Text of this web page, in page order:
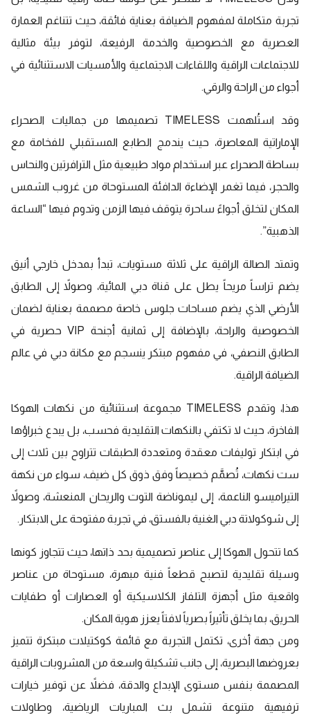
تجربة متكاملة لمفهوم الضيافة بعناية فائقة، حيث تتناغم العمارة
العصرية مع الخصوصية والخدمة الرفيعة، لتوفر بيئة مثالية
للاجتماعات الراقية واللقاءات الاجتماعية والأمسيات الاستثنائية في
أجواء من الراحة والرقي.
وقد استُلهمت TIMELESS تصميمها من جماليات الصحراء
الإماراتية المعاصرة، حيث يندمج الطابع المستقبلي للفخامة مع
بساطة الصحراء عبر استخدام مواد طبيعية مثل الترافرتين والنحاس
والحجر، فيما تغمر الإضاءة الدافئة المستوحاة من غروب الشمس
المكان لتخلق أجواءً ساحرة يتوقف فيها الزمن وتدوم فيها “الساعة
الذهبية”.
وتمتد الصالة الراقية على ثلاثة مستويات، تبدأ بمدخل خارجي أنيق
يضم تراساً مريحاً يطل على قناة دبي المائية، وصولاً إلى الطابق
الأرضي الذي يضم مساحات جلوس خاصة مصممة بعناية لضمان
الخصوصية والراحة، بالإضافة إلى ثمانية أجنحة VIP حصرية في
الطابق النصفي، في مفهوم مبتكر ينسجم مع مكانة دبي في عالم
الضيافة الراقية.
هذا، وتقدم TIMELESS مجموعة استثنائية من نكهات الهوكا
الفاخرة، حيث لا تكتفي بالنكهات التقليدية فحسب، بل يبدع خبراؤها
في ابتكار توليفات معقدة ومتعددة الطبقات تتراوح بين ثلاث إلى
ست نكهات، تُصمَّم خصيصاً وفق ذوق كل ضيف، سواء من نكهة
التيراميسو الناعمة، إلى ليموناضة التوت والريحان المنعشة، وصولاً
إلى شوكولاتة دبي الغنية بالفستق، في تجربة مفتوحة على الابتكار.
كما تتحول الهوكا إلى عناصر تصميمية بحد ذاتها، حيث تتجاوز كونها
وسيلة تقليدية لتصبح قطعاً فنية مبهرة، مستوحاة من عناصر
واقعية مثل أجهزة التلفاز الكلاسيكية أو العصارات أو طفايات
الحريق، بما يخلق تأثيراً بصرياً لافتاً يعزز هوية المكان.
ومن جهة أخرى، تكتمل التجربة مع قائمة كوكتيلات مبتكرة تتميز
بعروضها البصرية، إلى جانب تشكيلة واسعة من المشروبات الراقية
المصممة بنفس مستوى الإبداع والدقة، فضلاً عن توفير خيارات
ترفيهية متنوعة تشمل بث المباريات الرياضية، وطاولات